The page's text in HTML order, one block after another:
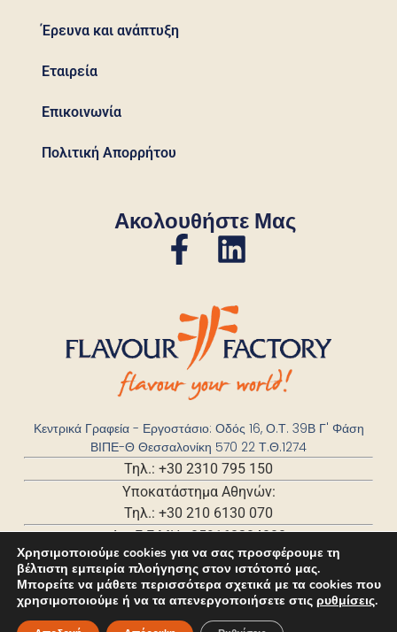
Κεντρικά Γραφεία - Εργοστάσιο: Οδός 16, Ο.Τ. 39Β Γ' Φάση
ΒΙΠΕ-Θ Θεσσαλονίκη 570 22 Τ.Θ.1274
Τηλ.: +30 2310 795 150
Υποκατάστημα Αθηνών:
Τηλ.: +30 210 6130 070
Αρ. Γ.Ε.ΜΗ.: 059168204000
Έρευνα και ανάπτυξη
Εταιρεία
Επικοινωνία
Πολιτική Απορρήτου
Ακολουθήστε Μας
Χρησιμοποιούμε cookies για να σας προσφέρουμε τη
βέλτιστη εμπειρία πλοήγησης στον ιστότοπό μας.
Μπορείτε να μάθετε περισσότερα σχετικά με τα cookies που
χρησιμοποιούμε ή να τα απενεργοποιήσετε στις ρυθμίσεις.